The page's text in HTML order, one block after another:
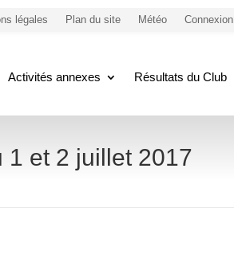
légales Plan du site Météo Connexion
Activités annexes Résultats du Club
1 et 2 juillet 2017